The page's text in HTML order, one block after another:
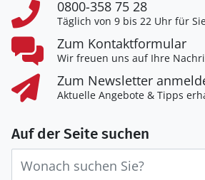
0800-358 75 28
Täglich von 9 bis 22 Uhr für
Zum Kontaktformular
Wir freuen uns auf Ihre
Zum Newsletter
Aktuelle Angebote & Tipps
Auf der Seite suchen